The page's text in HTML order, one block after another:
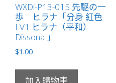
WXDi-P13-015 先駆の一
歩 ヒラナ「分身 紅色
LV1 ヒラナ（平和）
Dissona 」
$1.00
加入購物車